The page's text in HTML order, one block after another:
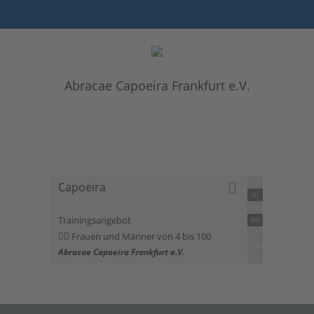
Abracae Capoeira Frankfurt e.V.
Capoeira
Trainingsangebot
Frauen und Männer von 4 bis 100
Abracae Capoeira Frankfurt e.V.
DI
DO